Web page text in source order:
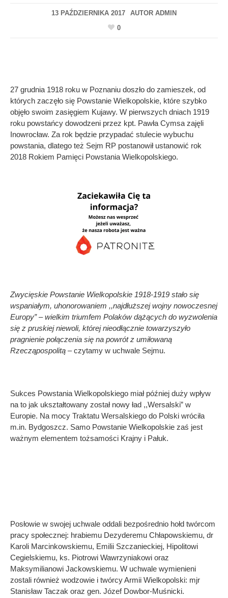
13 PAŹDZIERNIKA 2017 AUTOR ADMIN
0
27 grudnia 1918 roku w Poznaniu doszło do zamieszek, od
których zaczęło się Powstanie Wielkopolskie, które szybko
objęło swoim zasięgiem Kujawy. W pierwszych dniach 1919
roku powstańcy dowodzeni przez kpt. Pawła Cymsa zajęli
Inowrocław. Za rok będzie przypadać stulecie wybuchu
powstania, dlatego też Sejm RP postanowił ustanowić rok
2018 Rokiem Pamięci Powstania Wielkopolskiego.
Zwycięskie Powstanie Wielkopolskie 1918-1919 stało się
wspaniałym, uhonorowaniem ,,najdłuższej wojny nowoczesnej
Europy” – wielkim triumfem Polaków dążących do wyzwolenia
się z pruskiej niewoli, której nieodłącznie towarzyszyło
pragnienie połączenia się na powrót z umiłowaną
Rzecząpospolitą – czytamy w uchwale Sejmu.
Sukces Powstania Wielkopolskiego miał później duży wpływ
na to jak ukształtowany został nowy ład ,,Wersalski” w
Europie. Na mocy Traktatu Wersalskiego do Polski wróciła
m.in. Bydgoszcz. Samo Powstanie Wielkopolskie zaś jest
ważnym elementem tożsamości Krajny i Pałuk.
Posłowie w swojej uchwale oddali bezpośrednio hołd twórcom
pracy społecznej: hrabiemu Dezyderemu Chłapowskiemu, dr
Karoli Marcinkowskiemu, Emilii Szczanieckiej, Hipolitowi
Cegielskiemu, ks. Piotrowi Wawrzyniakowi oraz
Maksymilianowi Jackowskiemu. W uchwale wymienieni
zostali również wodzowie i twórcy Armii Wielkopolski: mjr
Stanisław Taczak oraz gen. Józef Dowbor-Muśnicki.